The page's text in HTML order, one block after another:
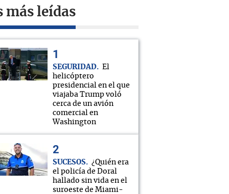
más leídas
SEGURIDAD
El
helicóptero
presidencial en el que
viajaba Trump voló
cerca de un avión
comercial en
Washington
SUCESOS
¿Quién era
el policía de Doral
hallado sin vida en el
suroeste de Miami-